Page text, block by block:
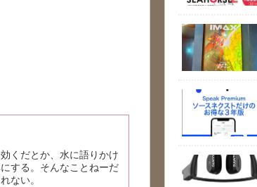
くだとか、水に語りかけ
する。そんなことねーだ
ない。